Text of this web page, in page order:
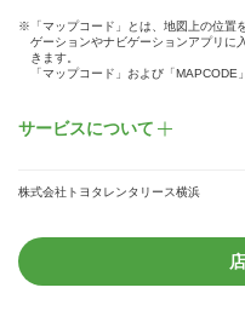
※「マップコード」とは、地図上の位置
ゲーションやナビゲーションアプリに
きます。
「マップコード」および「MAPCODE
サービスについて
株式会社トヨタレンタリース横浜